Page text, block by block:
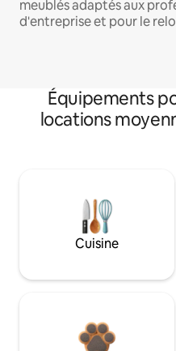
meublés adaptés aux
d'entreprise et pour le
Équipements
locations
Cuisine